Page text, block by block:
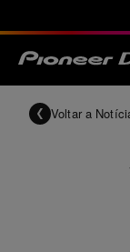
Voltar a